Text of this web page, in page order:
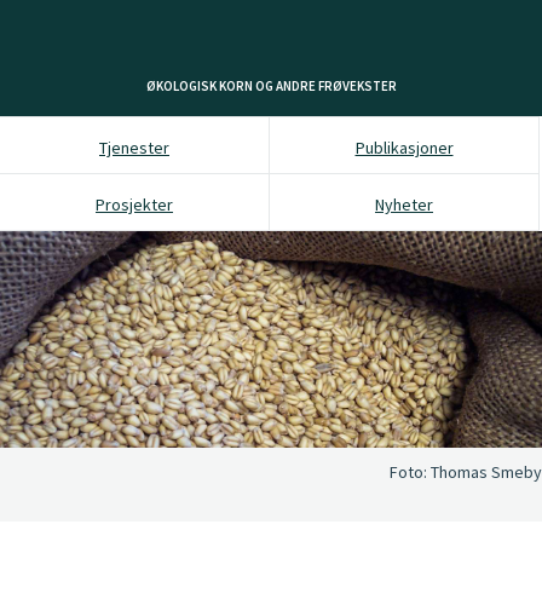
ØKOLOGISK KORN OG ANDRE FRØVEKSTER
Tjenester Publikasjoner
Prosjekter Nyheter
Foto: Thomas Smeby